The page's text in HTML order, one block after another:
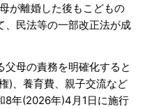
が離婚した後もこどもの
、民法等の一部改正法が成
母の責務を明確化すると
)、養育費、親子交流など
8年(2026年)4月1日に施行